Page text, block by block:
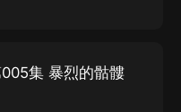
集 暴烈的骷髏